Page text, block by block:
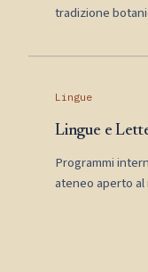
tradizione
Lingue
Lingue e
Programmi
ateneo aperto al